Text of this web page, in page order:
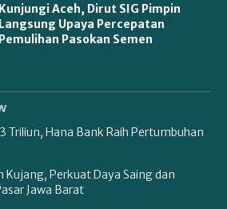
Kunjungi Aceh, Dirut SIG Pimpin
Langsung Upaya Percepatan
Pemulihan Pasokan Semen
Triliun, Hana Bank Raih Pertumbuhan
Kujang, Perkuat Daya Saing dan
Jawa Barat